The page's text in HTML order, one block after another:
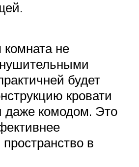
комната не
будет
кровати
комодом. Это
пространство в